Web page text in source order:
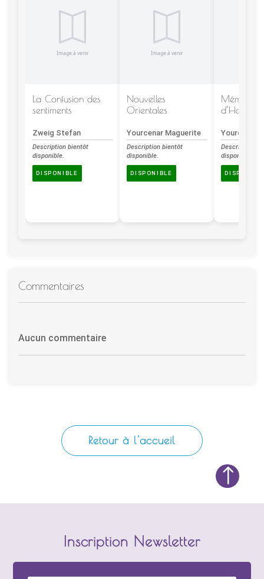
La Confusion des
sentiments
Zweig Stefan
Description bientôt
disponible.
DISPONIBLE
Nouvelles
Orientales
Yourcenar Maguerite
Description bientôt
disponible.
DISPONIBLE
Mémoires
d’Hadrien
Yourcenar
Description
disponible.
Commentaires
Aucun commentaire
Retour à l'accueil
!
Inscription Newsletter